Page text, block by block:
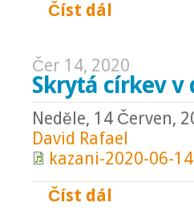
Číst dál
Čer 14, 2020
Skrytá církev v
Neděle, 14 Červen,
David Rafael
kazani-2020-06-
Číst dál